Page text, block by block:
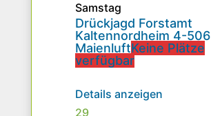
Samstag
Drückjagd Forstamt
Kaltennordheim 4-506
MaienluftKeine Plätze
verfügbar
Details anzeigen
29